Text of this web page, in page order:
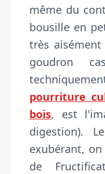
même du
bousille en
très
goudron
pourriture
bois, est
digestion).
exubérant,
de